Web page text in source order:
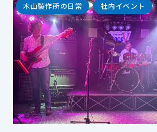
木山製作所の日常 社内イベント